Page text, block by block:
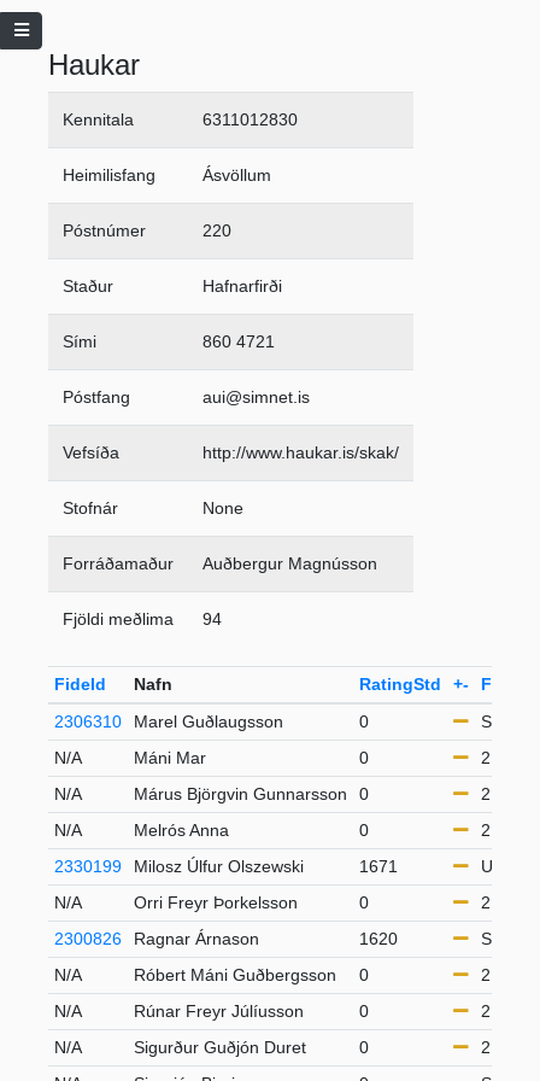
Haukar
Kennitala 6311012830
Heimilisfang Ásvöllum
Póstnúmer 220
Staður Hafnarfirði
Sími 860 4721
Póstfang aui@simnet.is
Vefsíða http://www.haukar.is/skak/
Stofnár None
Forráðamaður Auðbergur Magnússon
Fjöldi meðlima 94
FideId Nafn RatingStd +-
2306310
Marel Guðlaugsson 0
S50
N/A
Máni Mar 0
21-49
N/A
Márus Björgvin Gunnarsson 0
21-49
N/A
Melrós Anna 0
21-49
2330199
Milosz Úlfur Olszewski 1671
U16
N/A
Orri Freyr Þorkelsson 0
21-49
2300826
Ragnar Árnason 1620
S65
N/A
Róbert Máni Guðbergsson 0
21-49
N/A
Rúnar Freyr Júlíusson 0
21-49
N/A
Sigurður Guðjón Duret 0
21-49